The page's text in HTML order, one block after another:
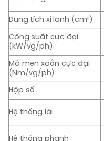
Dung tích xi lanh (cm³)
Công suất cực đại
(kW/vg/ph)
Mô men xoắn cực đại
(Nm/vg/ph)
Hộp số
Hệ thống lái
Hệ thống phanh